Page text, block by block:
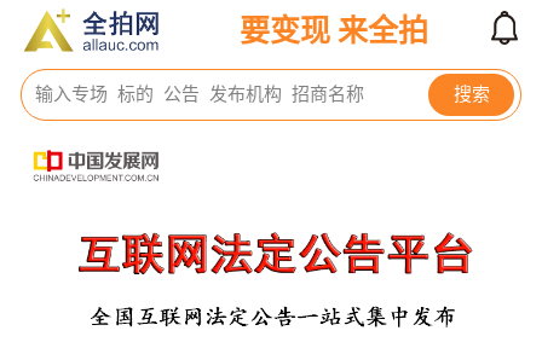
要变现 来全拍
下拉刷新
输入专场  标的  公告  发布机构  招商名称 搜索